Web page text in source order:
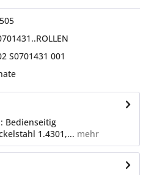
S0701431 001
Bedienseitig
1.4301,... mehr